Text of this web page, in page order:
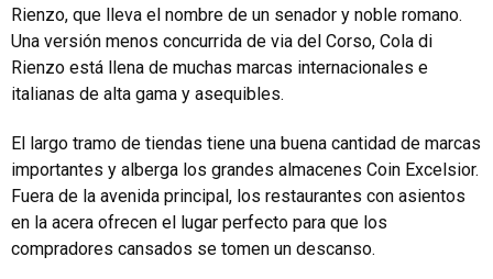
Rienzo, que lleva el nombre de un senador y noble romano.
Una versión menos concurrida de via del Corso, Cola di
Rienzo está llena de muchas marcas internacionales e
italianas de alta gama y asequibles.
El largo tramo de tiendas tiene una buena cantidad de marcas
importantes y alberga los grandes almacenes Coin Excelsior.
Fuera de la avenida principal, los restaurantes con asientos
en la acera ofrecen el lugar perfecto para que los
compradores cansados ​​se tomen un descanso.